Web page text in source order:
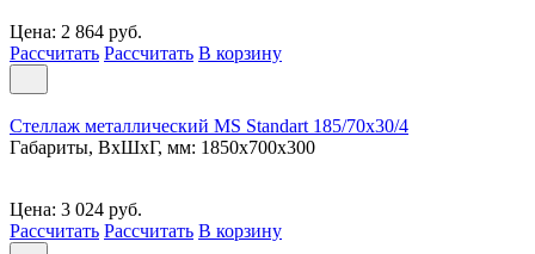
Цена: 2 864 руб.
Рассчитать Рассчитать В корзину
Стеллаж металлический MS Standart 185/70x30/4
Габариты, ВxШxГ, мм: 1850x700x300
Цена: 3 024 руб.
Рассчитать Рассчитать В корзину